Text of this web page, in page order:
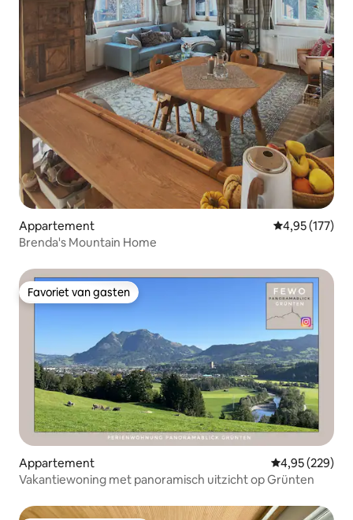
Appartement Gemiddelde
4,95 (177)
Brenda's Mountain Home
Favoriet van gasten
Favoriet van gasten
Appartement Gemiddelde
4,95 (229)
Vakantiewoning met panoramisch uitzicht op Grünten